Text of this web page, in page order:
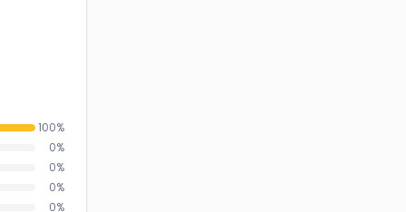
100%
0%
0%
0%
0%